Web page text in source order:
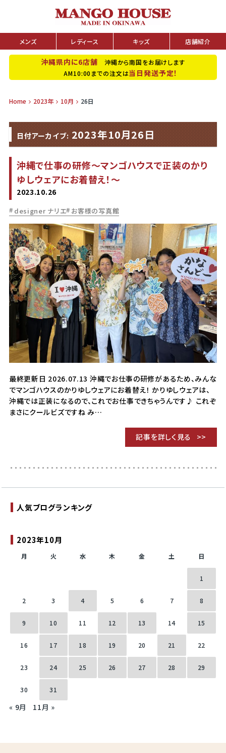
メンズ レディース キッズ 店舗紹介
沖縄県内に6店舗 沖縄から南国をお届けします
AM10:00までの注文は当日発送予定！
Home 2023年 10月 26日
日付アーカイブ: 2023年10月26日
沖縄で仕事の研修～マンゴハウスで正装のかり
ゆしウェアにお着替え！～
2023.10.26
designer ナリエ お客様の写真館
最終更新日 2026.07.13 沖縄でお仕事の研修があるため、みんな
でマンゴハウスのかりゆしウェアにお着替え！ かりゆしウェアは、
沖縄では正装になるので、これでお仕事できちゃうんです♪ これぞ
まさにクールビズですね み…
記事を詳しく見る
2023年10月
月 火 水 木 金 土 日
1
2 3 4 5 6 7 8
9 10 11 12 13 14 15
16 17 18 19 20 21 22
23 24 25 26 27 28 29
30 31
« 9月 11月 »
人気ブログランキング